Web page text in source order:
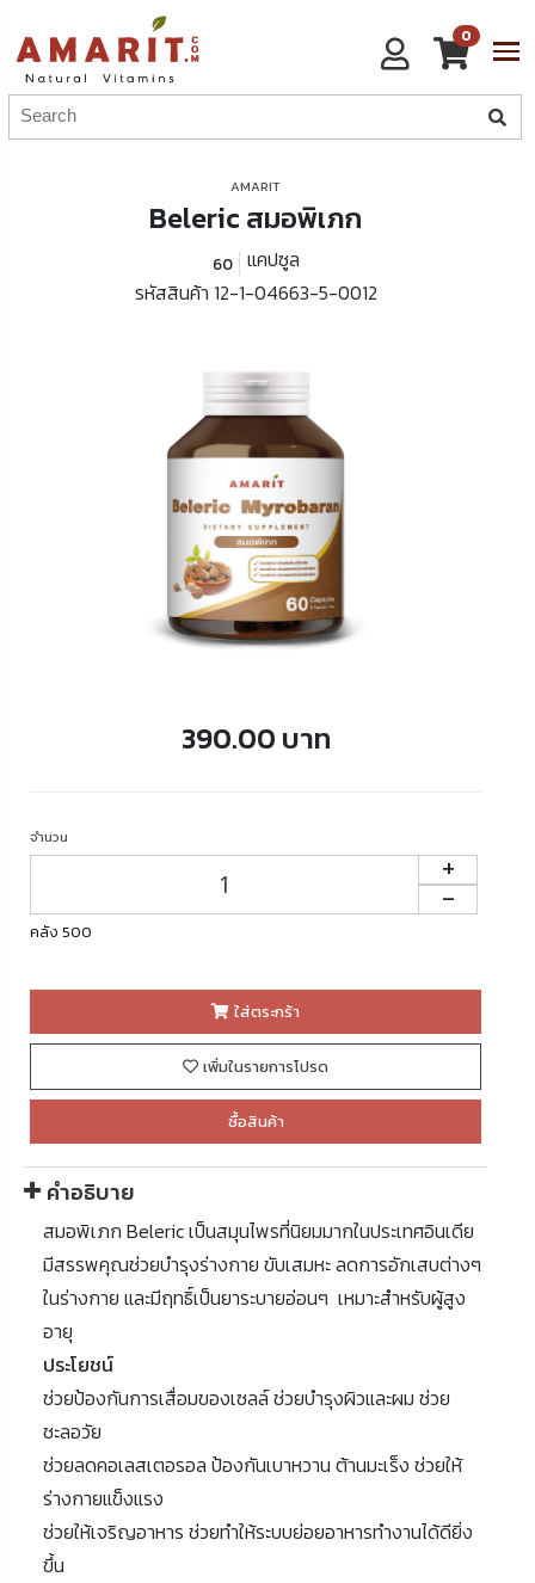
0
AMARIT
Beleric สมอพิเภก
60
แคปซูล
รหัสสินค้า 12-1-04663-5-0012
390.00 บาท
จำนวน
+
-
คลัง 500
ใส่ตระกร้า
เพิ่มในรายการโปรด
ซื้อสินค้า
คำอธิบาย
สมอพิเภก Beleric เป็นสมุนไพรที่นิยมมากในประเทศอินเดีย
มีสรรพคุณช่วยบำรุงร่างกาย ขับเสมหะ ลดการอักเสบต่างๆ
ในร่างกาย และมีฤทธิ์เป็นยาระบายอ่อนๆ เหมาะสำหรับผู้สูง
อายุ
ประโยชน์
ช่วยป้องกันการเสื่อมของเซลล์ ช่วยบำรุงผิวและผม ช่วย
ชะลอวัย
ช่วยลดคอเลสเตอรอล ป้องกันเบาหวาน ต้านมะเร็ง ช่วยให้
ร่างกายแข็งแรง
ช่วยให้เจริญอาหาร ช่วยทำให้ระบบย่อยอาหารทำงานได้ดียิ่ง
ขึ้น